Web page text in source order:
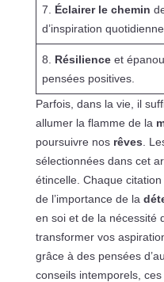
7. Éclairer le chemin
d’inspiration quotidienne.
8. Résilienceet
pensées positives.
Parfois, dans la vie, il
allumer la flamme de la
poursuivre nos rêves .
sélectionnées dans cet
étincelle. Chaque
de l’importance de la
en soi et de la nécessité
transformer vos
grâce à des pensées
conseils intemporels,